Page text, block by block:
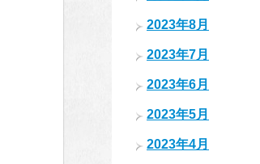
2023年8月
2023年7月
2023年6月
2023年5月
2023年4月